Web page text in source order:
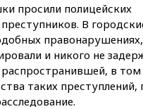
просили полицейских
В
и никого не
в том
таких